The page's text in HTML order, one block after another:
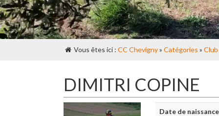
Vous êtes ici : CC Chevigny» Catégories » Club
DIMITRI COPINE
Date de naissance